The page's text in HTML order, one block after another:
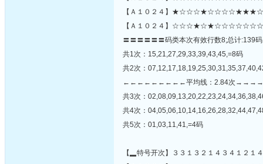
【Ａ１０２４】
【Ａ１０２４】
〓〓〓〓〓〓码类本次有效行数8;总计:139
共1次：15,21,27,29,33,39,43,45,=8码
共2次：
←←←←←←←←←平均线：2.84次
共3次：
共4次：
共5次：01,03,11,41,=4码
【▂特号开次】３３１３２１４３４１２１